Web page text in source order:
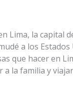
Lima, la capital
a los Estados
que hacer en
la familia y